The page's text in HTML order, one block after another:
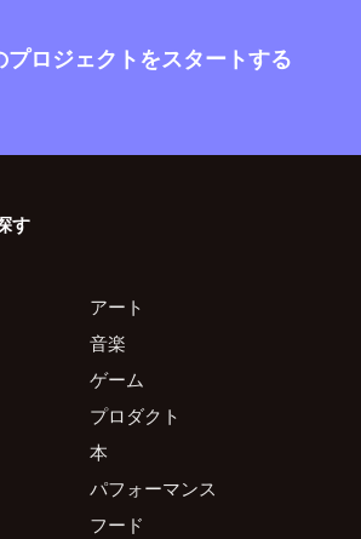
プロジェクトをスタートする
す
アート
音楽
ゲーム
プロダクト
本
パフォーマンス
フード